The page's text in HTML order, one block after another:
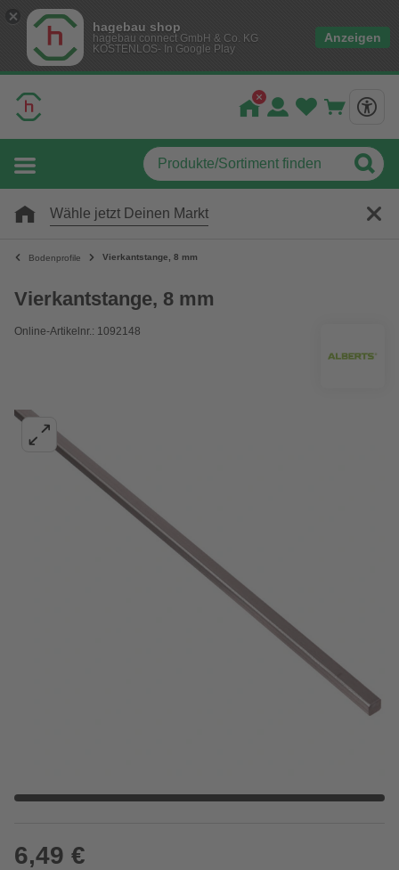
hagebau shop
hagebau connect GmbH & Co. KG
KOSTENLOS- In Google Play
Anzeigen
Wähle jetzt Deinen Markt
Bodenprofile Vierkantstange, 8 mm
Vierkantstange, 8 mm
Online-Artikelnr.: 1092148
6,49 €